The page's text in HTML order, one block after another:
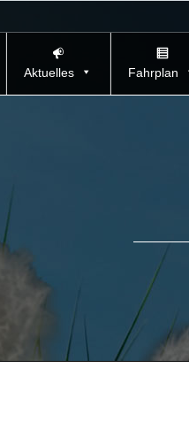
Aktuelles Fahrplan